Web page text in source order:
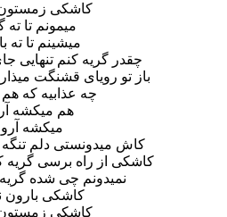
کاشکی زمستون
میمونم تا ته
میشینم تا ته
چقدر گریه کنم تنهایی
باز تو رویای قشنگت
چه عذابیه که هم
هم میکشه
میکشه آروم
کاش میدونستی دلم تنگه
کاشکی از راه برسی گریه
نمیدونم چی شده گریه
کاشکی بارون
کاشکی زمستون